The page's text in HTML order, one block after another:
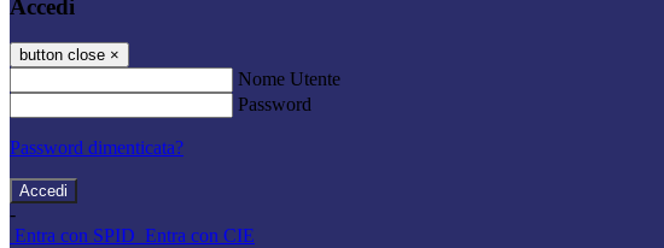
Accedi
button close ×
Nome Utente
Password
Password dimenticata?
-
Entra con SPID Entra con CIE